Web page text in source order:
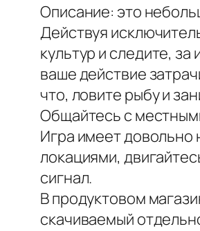
Описание: это
Действуя
культур и следите,
ваше действие
что, ловите рыбу и
Общайтесь с
Игра имеет довольно
локациями,
сигнал.
В продуктовом
скачиваемый